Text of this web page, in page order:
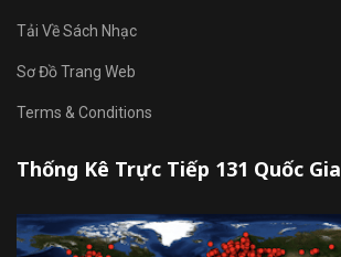
Tải Về Sách Nhạc
Sơ Đồ Trang Web
Terms & Conditions
Thống Kê Trực Tiếp 131 Quốc Gia